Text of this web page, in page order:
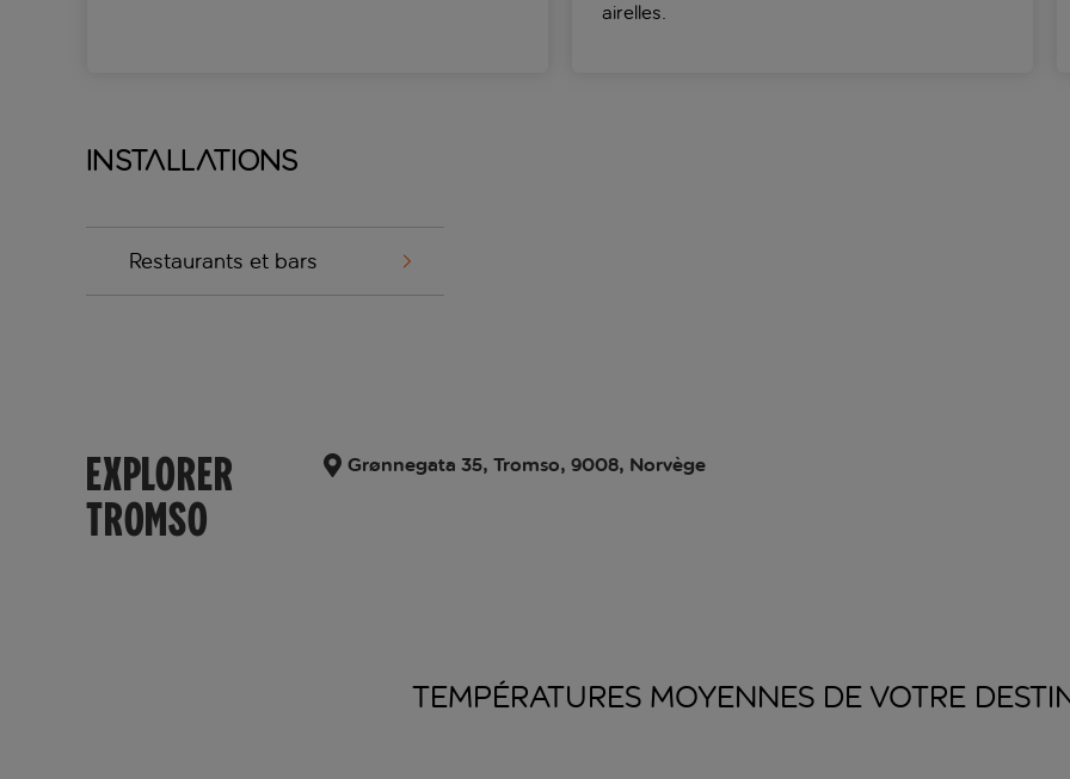
airelles.
Installations
Restaurants et bars
EXPLORER
TROMSO
Grønnegata 35, Tromso, 9008, Norvège
TEMPÉRATURES MOYENNES DE VOTRE